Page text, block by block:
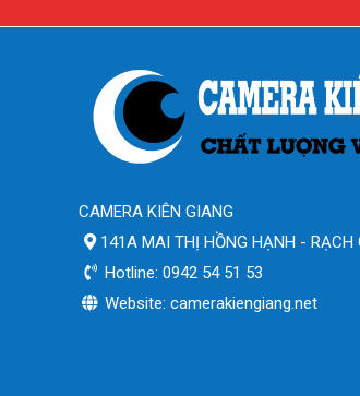
CAMERA KIÊN GIANG
141A MAI THỊ HỒNG HẠNH - RẠCH
Hotline: 0942 54 51 53
Website: camerakiengiang.net